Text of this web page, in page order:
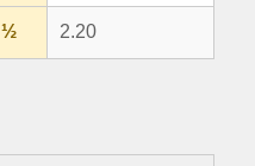
½ 2.20